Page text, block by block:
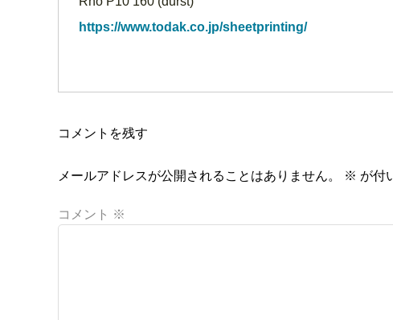
https://www.todak.co.jp/sheetprinting/
コメントを残す
メールアドレスが公開されることはありません。 ※ が付
コメント ※